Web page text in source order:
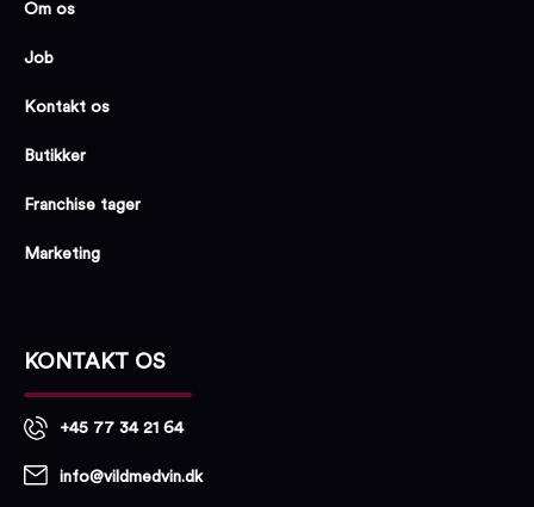
Om os
Job
Kontakt os
Butikker
Franchise tager
Marketing
KONTAKT OS
+45 77 34 21 64
info@vildmedvin.dk